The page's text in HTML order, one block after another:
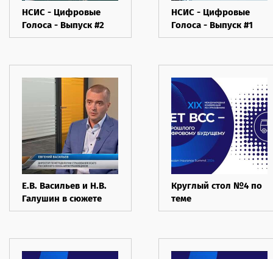
НСИС - Цифровые
Голоса - Выпуск #2
НСИС - Цифровые
Голоса - Выпуск #1
Е.В. Васильев и Н.В.
Галушин в сюжете
ТВЦ о штрафах для
полисов ОСАГО
Круглый стол №4 по
теме
автострахования, 28